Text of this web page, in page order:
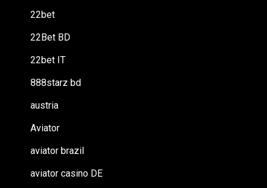
22bet
22Bet BD
22bet IT
888starz bd
austria
Aviator
aviator brazil
aviator casino DE